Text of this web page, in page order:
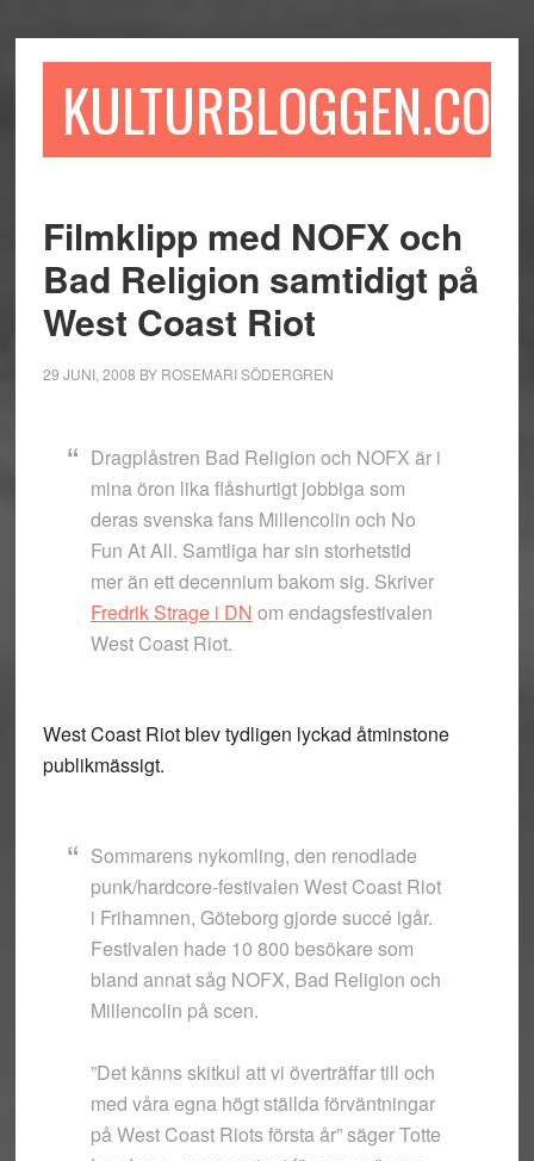
till
till
sidofältet
till
KULTURBLOGGEN.COM
Filmklipp med NOFX och
Bad Religion samtidigt på
West Coast Riot
29 JUNI, 2008 BY ROSEMARI SÖDERGREN
Dragplåstren Bad Religion och NOFX är i
mina öron lika flåshurtigt jobbiga som
deras svenska fans Millencolin och No
Fun At All. Samtliga har sin storhetstid
mer än ett decennium bakom sig. Skriver
Fredrik Strage i DN om endagsfestivalen
West Coast Riot.
West Coast Riot blev tydligen lyckad åtminstone
publikmässigt.
Sommarens nykomling, den renodlade
punk/hardcore-festivalen West Coast Riot
i Frihamnen, Göteborg gjorde succé igår.
Festivalen hade 10 800 besökare som
bland annat såg NOFX, Bad Religion och
Millencolin på scen.
”Det känns skitkul att vi överträffar till och
med våra egna högt ställda förväntningar
på West Coast Riots första år” säger Totte